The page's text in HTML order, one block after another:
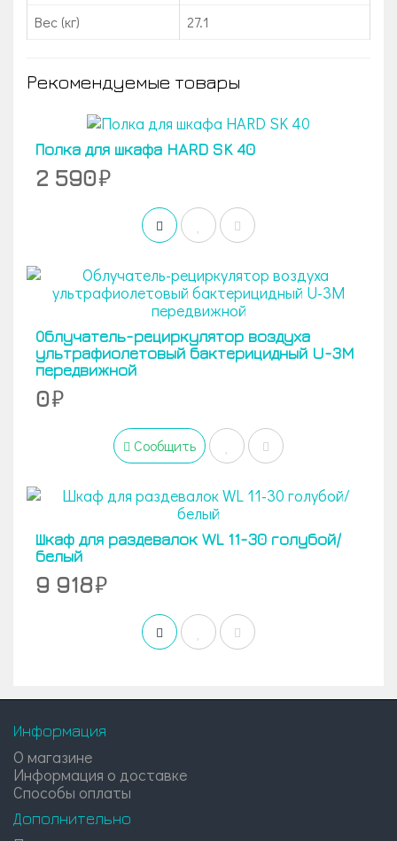
Вес (кг)
27.1
Рекомендуемые товары
Полка для шкафа HARD SK 40
2 590
Облучатель-рециркулятор воздуха
ультрафиолетовый бактерицидный U-3M
передвижной
0
Сообщить
Шкаф для раздевалок WL 11-30 голубой/
белый
9 918
Информация
О магазине
Информация о доставке
Способы оплаты
Дополнительно